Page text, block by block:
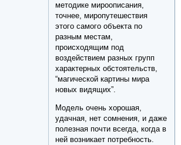
методике мироописания,
точнее, миропутешествия
этого самого объекта по
разным местам,
происходящим под
воздействием разных групп
характерных обстоятельств,
“магической картины мира
новых видящих”.
Модель очень хорошая,
удачная, нет сомнения, и даже
полезная почти всегда, когда в
ней возникает потребность.